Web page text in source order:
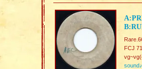
FCJ
sound♪